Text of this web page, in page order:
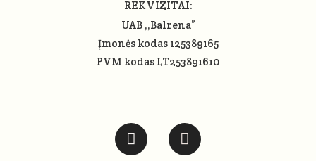
REKVIZITAI:
UAB ,,Balrena”
Įmonės kodas 125389165
PVM kodas LT253891610